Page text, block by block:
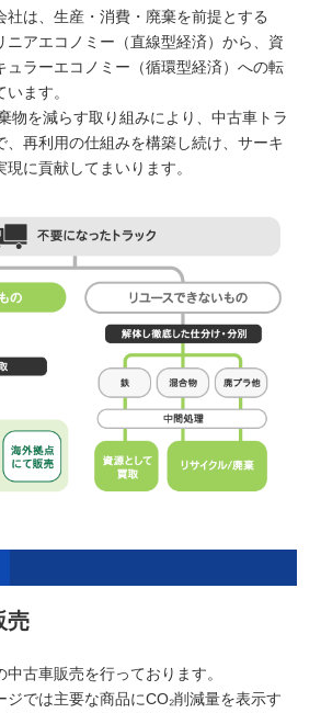
社は、生産・消費・廃棄を前提とする
ニアエコノミー（直線型経済）から、資
ュラーエコノミー（循環型経済）への転
ます。
物を減らす取り組みにより、中古車トラ
、再利用の仕組みを構築し続け、サーキ
に貢献してまいります。
売
古車販売を行っております。
ジでは主要な商品にCO₂削減量を表示す